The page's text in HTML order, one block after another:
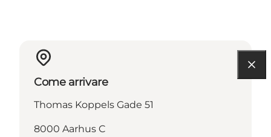
Come arrivare
Thomas Koppels Gade 51
8000 Aarhus C